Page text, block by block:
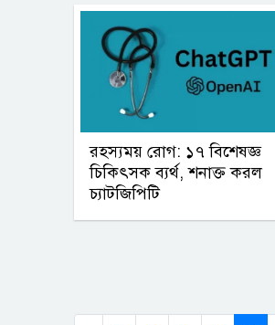
রহস্যময় রোগ: ১৭ বিশেষজ্ঞ
চিকিৎসক ব্যর্থ, শনাক্ত করল
চ্যাটজিপিটি